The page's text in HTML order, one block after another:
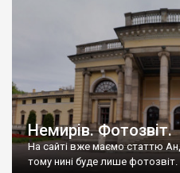
Немирів. Фотозвіт.
На сайті вже маємо статтю
тому нині буде лише фотозвіт.